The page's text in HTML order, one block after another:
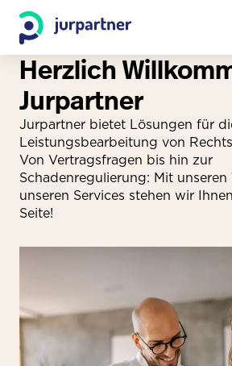
Herzlich
Jurpartner
Jurpartner bietet Lösungen für
Leistungsbearbeitung von
Von Vertragsfragen bis hin zur
Schadenregulierung: Mit unseren
unseren Services stehen wir
Seite!